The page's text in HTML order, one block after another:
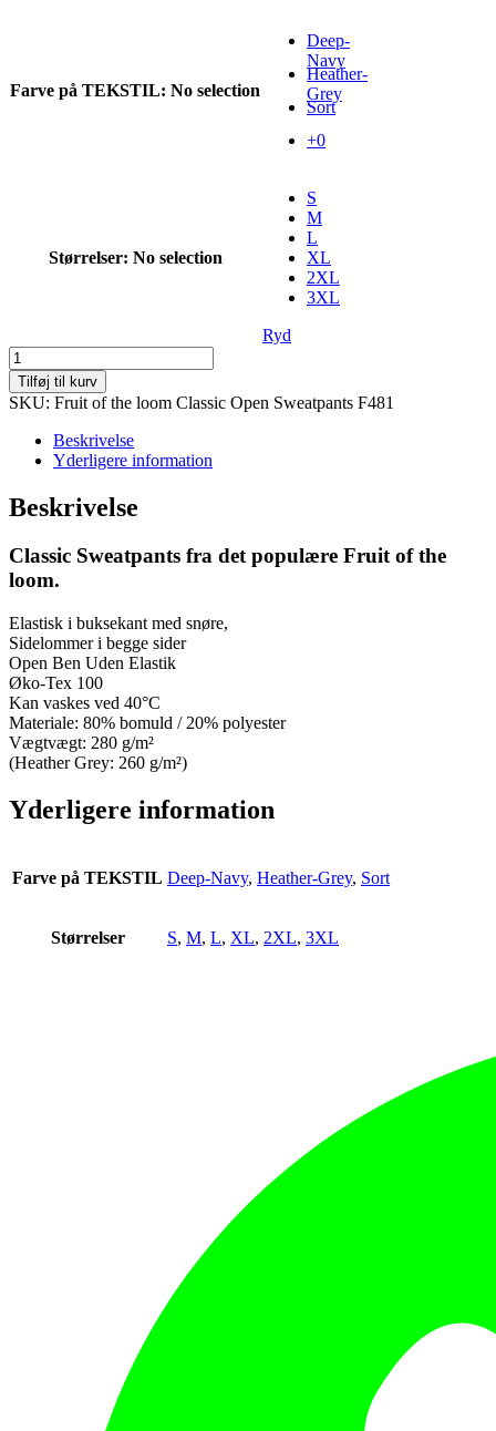
Farve på TEKSTIL: No selection
Deep-
Navy
Heather-
Grey
Sort
+0
Størrelser: No selection
S
M
L
XL
2XL
3XL
Ryd
Fruit
of
the
Loom
Open
Classic
Sweatpants
antal
Tilføj til kurv
SKU: Fruit of the loom Classic Open Sweatpants F481
Beskrivelse
Yderligere information
Beskrivelse
Classic Sweatpants fra det populære Fruit of the
loom.
Elastisk i buksekant med snøre,
Sidelommer i begge sider
Open Ben Uden Elastik
Øko-Tex 100
Kan vaskes ved 40°C
Materiale: 80% bomuld / 20% polyester
Vægtvægt: 280 g/m²
(Heather Grey: 260 g/m²)
Yderligere information
Farve på TEKSTIL Deep-Navy, Heather-Grey, Sort
Størrelser S, M, L, XL, 2XL, 3XL